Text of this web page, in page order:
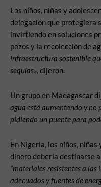
Los niños, niñas y
delegación que protegiera
invirtiendo en soluciones
pozos y la recolección de
infraestructura sostenible
sequías», dijeron.
Un grupo en Madagascar
agua está aumentando y no
pidiendo un puente para
En Nigeria, los niños,
dinero debería destinarse
“materiales resistentes a
adecuados y fuentes de